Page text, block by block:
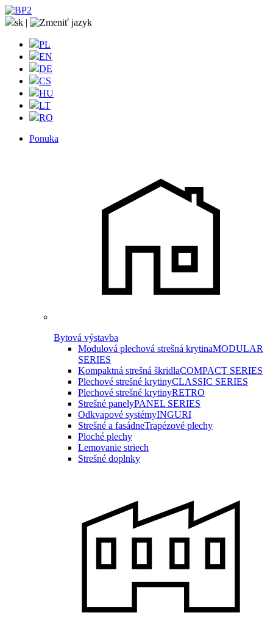
sk |
PL
EN
DE
CS
HU
LT
RO
Ponuka
Bytová výstavba
Modulová plechová strešná krytinaMODULAR
SERIES
Kompaktná strešná škridlaCOMPACT SERIES
Plechové strešné krytinyCLASSIC SERIES
Plechové strešné krytinyRETRO
Strešné panelyPANEL SERIES
Odkvapové systémyINGURI
Strešné a fasádneTrapézové plechy
Ploché plechy
Lemovanie striech
Strešné doplnky